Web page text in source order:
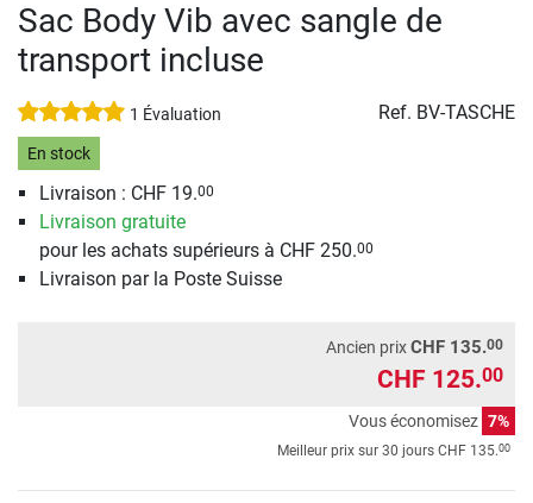
Sac Body Vib avec sangle de
transport incluse
1 Évaluation Ref. BV-TASCHE
En stock
Livraison : CHF 19.00
Livraison gratuite
pour les achats supérieurs à CHF 250.00
Livraison par la Poste Suisse
Ancien prixCHF 135.00
CHF 125.00
Vous économisez 7%
Meilleur prix sur 30 jours CHF 135.00